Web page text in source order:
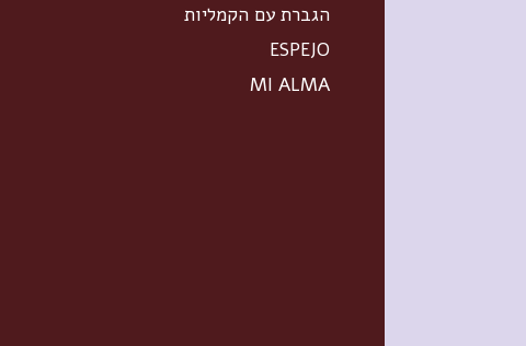
הגברת עם הקמליות
ESPEJO
MI ALMA